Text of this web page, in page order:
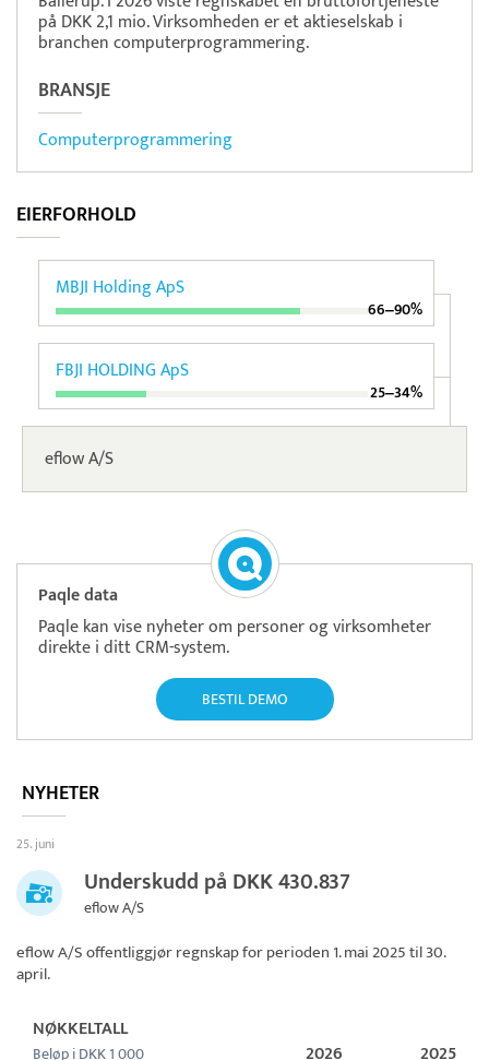
på DKK 2,1 mio. Virksomheden er et aktieselskab i
branchen computerprogrammering.
BRANSJE
Computerprogrammering
EIERFORHOLD
MBJI Holding ApS
66‒90%
FBJI HOLDING ApS
25‒34%
eflow A/S
Paqle data
Paqle kan vise nyheter om personer og virksomheter
direkte i ditt CRM-system.
BESTIL DEMO
NYHETER
25. juni
Underskudd på DKK 430.837
eflow A/S
eflow A/Soffentliggjør regnskap for perioden 1. mai 2025 til 30.
april.
NØKKELTALL
Beløp i DKK 1 000